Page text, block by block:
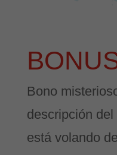
Bono
descripción
está volando